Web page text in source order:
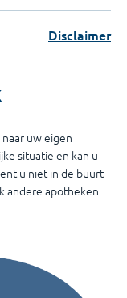
Disclaimer
uw eigen
situatie en kan u
u niet in de buurt
andere apotheken